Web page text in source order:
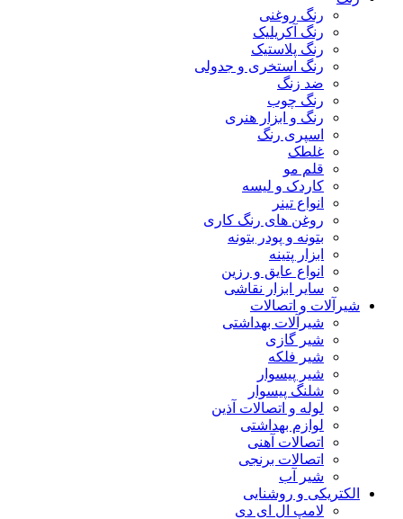
رنگ روغنی
رنگ آکریلیک
رنگ پلاستیک
رنگ استخری و جدولی
ضد زنگ
رنگ چوب
رنگ و ابزار هنری
اسپری رنگ
غلطک
قلم مو
کاردک و لیسه
انواع تینر
روغن های رنگ کاری
بتونه و پودر بتونه
ابزار پتینه
انواع عایق و رزین
سایر ابزار نقاشی
شیرآلات و اتصالات
شیرآلات بهداشتی
شیر گازی
شیر فلکه
شیر پیسوار
شلنگ پیسوار
لوله و اتصالات آذین
لوازم بهداشتی
اتصالات آهنی
اتصالات برنجی
شیر آب
الکتریکی و روشنایی
لامپ ال ای دی